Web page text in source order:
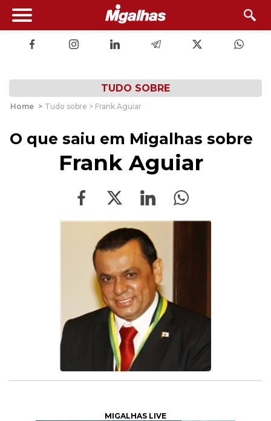
TUDO SOBRE
Home > Tudo sobre > Frank Aguiar
O que saiu em Migalhas sobre
Frank Aguiar
MIGALHAS LIVE